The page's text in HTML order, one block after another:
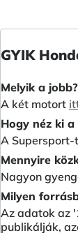
GYIK
Melyik a
A két motort
Hogy néz ki
A Supersport-
Mennyire
Nagyon
Milyen
Az adatok az
publikálják,